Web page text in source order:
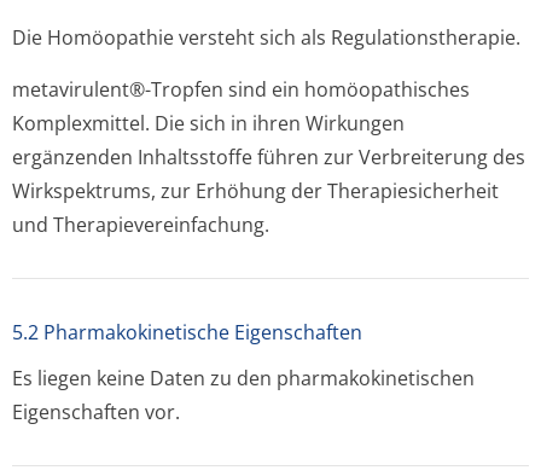
Die Homöopathie versteht sich als Regulationsthe­rapie.
metavirulent®-Tropfen sind ein homöopathisches
Komplexmittel. Die sich in ihren Wirkungen
ergänzenden Inhaltsstoffe führen zur Verbreiterung des
Wirkspektrums, zur Erhöhung der Therapiesicherheit
und Therapieverein­fachung.
5.2 Pharmakokinetische Eigenschaften
Es liegen keine Daten zu den pharmakokinetischen
Eigenschaften vor.